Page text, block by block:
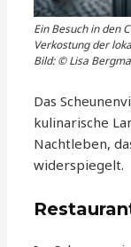
Ein Besuch in den
Verkostung der
Bild: © Lisa
Das
kulinarische
Nachtleben,
widerspiegelt.